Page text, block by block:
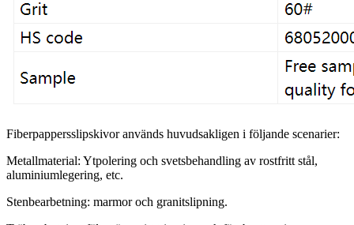
Fiberpappersslipskivor används huvudsakligen i följande scenarier:
Metallmaterial: Ytpolering och svetsbehandling av rostfritt stål,
aluminiumlegering, etc.
Stenbearbetning: marmor och granitslipning.